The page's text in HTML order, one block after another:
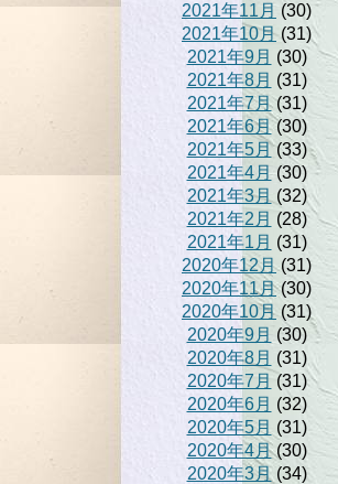
2021年11月 (30)
2021年10月 (31)
2021年9月 (30)
2021年8月 (31)
2021年7月(31)
2021年6月(30)
2021年5月(33)
2021年4月(30)
2021年3月 (32)
2021年2月 (28)
2021年1月 (31)
2020年12月(31)
2020年11月(30)
2020年10月 (31)
2020年9月 (30)
2020年8月 (31)
2020年7月 (31)
2020年6月 (32)
2020年5月 (31)
2020年4月(30)
2020年3月(34)